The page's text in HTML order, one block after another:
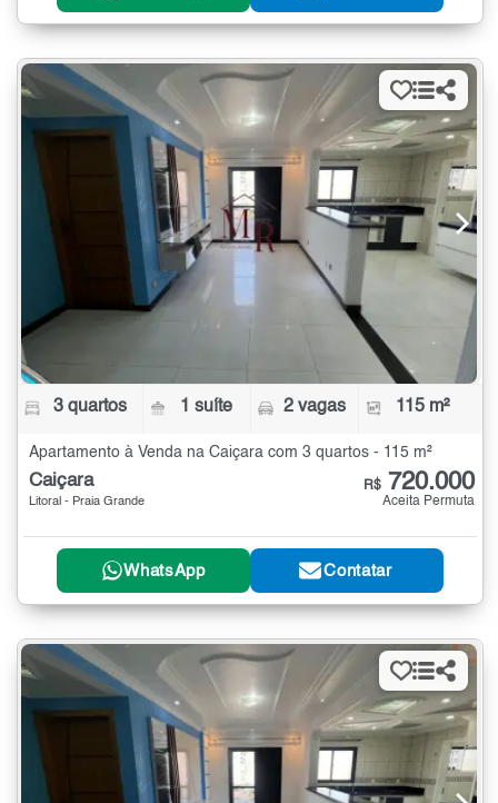
3 quartos 1 suíte 2 vagas 115 m²
Apartamento à Venda na Caiçara com 3 quartos - 115 m²
Caiçara
Litoral - Praia Grande
R$ 720.000
Aceita Permuta
WhatsApp Contatar